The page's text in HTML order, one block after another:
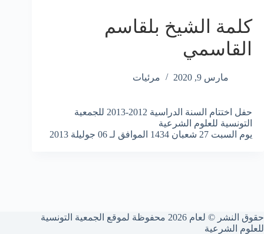
كلمة الشيخ بلقاسم
القاسمي
مارس 9, 2020 مرئيات
حفل اختتام السنة الدراسية 2012-2013 للجمعية
التونسية للعلوم الشرعية
يوم السبت 27 شعبان 1434 الموافق لـ 06 جوليلة 2013
حقوق النشر © لعام 2026 محفوظة لموقع الجمعية التونسية
للعلوم الشرعية